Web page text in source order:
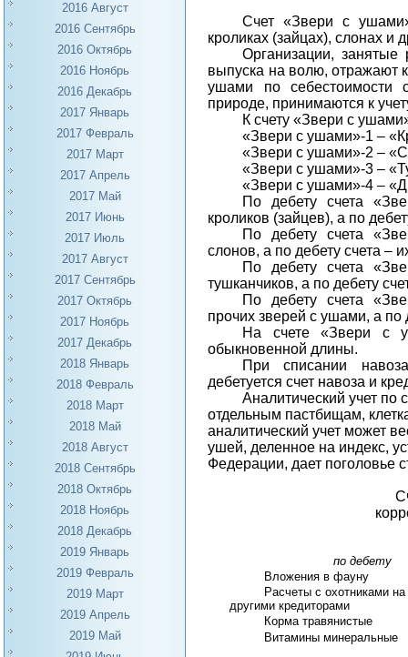
2016 Август
2016 Сентябрь
2016 Октябрь
2016 Ноябрь
2016 Декабрь
2017 Январь
2017 Февраль
2017 Март
2017 Апрель
2017 Май
2017 Июнь
2017 Июль
2017 Август
2017 Сентябрь
2017 Октябрь
2017 Ноябрь
2017 Декабрь
2018 Январь
2018 Февраль
2018 Март
2018 Май
2018 Август
2018 Сентябрь
2018 Октябрь
2018 Ноябрь
2018 Декабрь
2019 Январь
2019 Февраль
2019 Март
2019 Апрель
2019 Май
Счет «Звери с
кроликах (зайцах), слонах и
Организации,
выпуска на волю, отражают
ушами по себестоимости
природе, принимаются к
К счету «Звери с
«Звери с ушами»-1 –
«Звери с ушами»-2 –
«Звери с ушами»-3 –
«Звери с ушами»-4 –
По дебету счета
кроликов (зайцев), а по
По дебету счета
слонов, а по дебету счета –
По дебету счета
тушканчиков, а по дебету
По дебету счета
прочих зверей с ушами, а по
На счете «Звери с
обыкновенной длины.
При списании
дебетуется счет навоза и
Аналитический учет по
отдельным пастбищам,
аналитический учет может
ушей, деленное на индекс,
Федерации, дает поголовье
по дебету
Вложения в фауну
Расчеты с охотниками
другими кредиторами
Корма травянистые
Витамины минеральные